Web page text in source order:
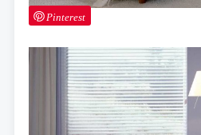
Pinterest